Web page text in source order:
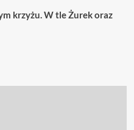
krzyżu. W tle Żurek oraz